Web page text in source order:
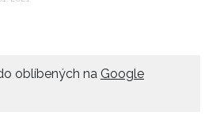
oblíbených na Google